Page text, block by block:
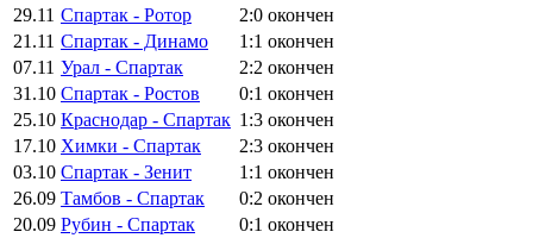
29.11 Спартак - Ротор 2:0 окончен
21.11 Спартак - Динамо 1:1 окончен
07.11 Урал - Спартак 2:2 окончен
31.10 Спартак - Ростов 0:1 окончен
25.10 Краснодар - Спартак 1:3 окончен
17.10 Химки - Спартак 2:3 окончен
03.10 Спартак - Зенит 1:1 окончен
26.09 Тамбов - Спартак 0:2 окончен
20.09 Рубин - Спартак 0:1 окончен